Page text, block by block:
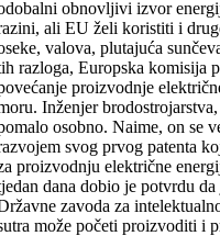
obnovljivi izvor
ali EU želi koristiti i
valova, plutajuća
razloga, Europska komisija
proizvodnje
Inženjer
osobno. Naime, on se
svog prvog patenta
proizvodnju električne
dana dobio je potvrdu
zavoda za
može početi proizvoditi i